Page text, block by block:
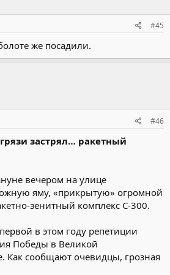
#45
же посадили.
#46
застрял… ракетный
вечером на улице
яму, «прикрытую» огромной
зенитный комплекс С-300.
в этом году репетиции
Победы в Великой
Как сообщают очевидцы, грозная